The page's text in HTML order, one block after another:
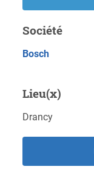
Société
Bosch
Lieu(x)
Drancy